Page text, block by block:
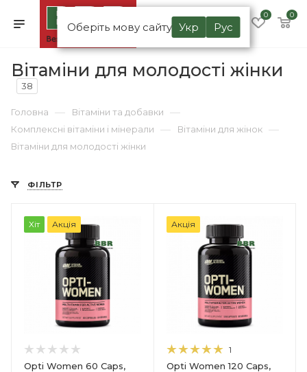
Оберіть мову сайту Укр Рус
0 0
Вітаміни для молодості жінки
38
Головна — Вітаміни та добавки —
Комплексні вітаміни і мінерали — Вітаміни для жінок —
Вітаміни для молодості жінки
ФІЛЬТР
Хіт Акція
Opti Women 60 Caps,
Акція
1
Opti Women 120 Caps,